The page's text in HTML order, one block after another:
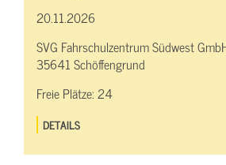
20.11.2026
SVG Fahrschulzentrum Südwest
35641 Schöffengrund
Freie Plätze:24
DETAILS